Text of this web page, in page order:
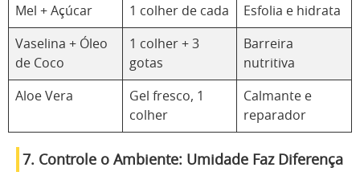
Mel + Açúcar 1 colher de cada Esfolia e hidrata
Vaselina + Óleo
de Coco
1 colher + 3
gotas
Barreira
nutritiva
Aloe Vera
Gel fresco, 1
colher
Calmante e
reparador
7. Controle o Ambiente: Umidade Faz Diferença